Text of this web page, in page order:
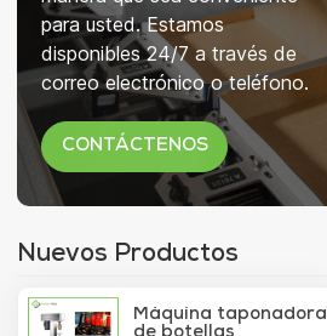
para usted. Estamos
disponibles 24/7 a través de
correo electrónico o teléfono.
CONTÁCTENOS
Nuevos Productos
Máquina taponadora